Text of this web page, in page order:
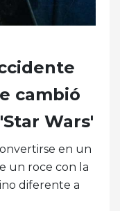
cambió
Wars'
en un
un roce con la
diferente a